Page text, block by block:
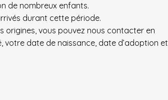
de nombreux enfants.
durant cette période.
origines, vous pouvez nous contacter en
date de naissance, date d’adoption et